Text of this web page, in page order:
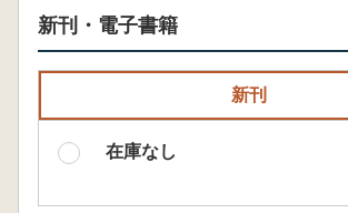
新刊・電子書籍
新刊
在庫なし